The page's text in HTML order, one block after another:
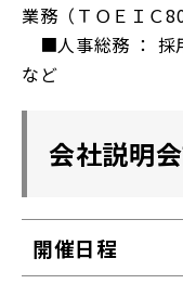
業務（ＴＯＥＩＣ
■人事総務 ： 採
など
会社説明
開催日程